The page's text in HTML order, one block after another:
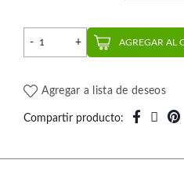
Ligadura Preformada
AGREGAR AL
Agregar a lista de deseos
Compartir producto